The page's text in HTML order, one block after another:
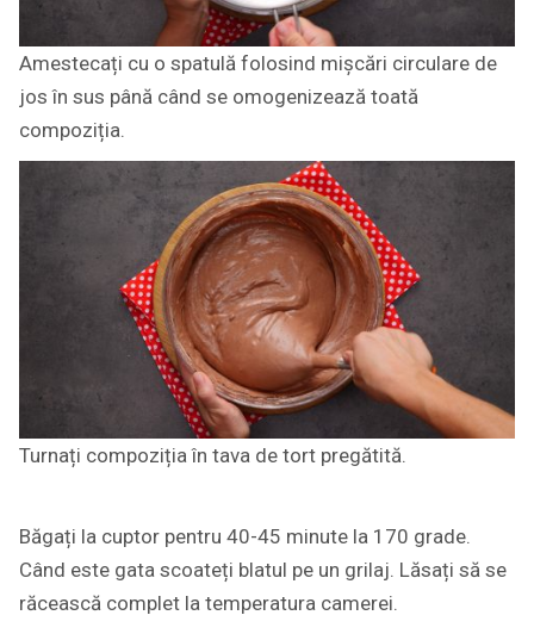
Amestecați cu o spatulă folosind mișcări circulare de
jos în sus până când se omogenizează toată
compoziția.
Turnați compoziția în tava de tort pregătită.
Băgați la cuptor pentru 40-45 minute la 170 grade.
Când este gata scoateți blatul pe un grilaj. Lăsați să se
răcească complet la temperatura camerei.